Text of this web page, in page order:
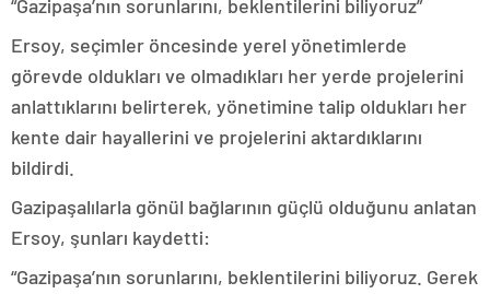
“Gazipaşa’nın sorunlarını, beklentilerini biliyoruz”
Ersoy, seçimler öncesinde yerel yönetimlerde
görevde oldukları ve olmadıkları her yerde projelerini
anlattıklarını belirterek, yönetimine talip oldukları her
kente dair hayallerini ve projelerini aktardıklarını
bildirdi.
Gazipaşalılarla gönül bağlarının güçlü olduğunu anlatan
Ersoy, şunları kaydetti:
“Gazipaşa’nın sorunlarını, beklentilerini biliyoruz. Gerek